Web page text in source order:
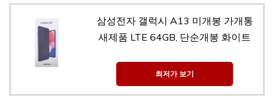
삼성전자 갤럭시 A13 미개봉 가개통
새제품 LTE 64GB, 단순개봉 화이트
최저가 보기